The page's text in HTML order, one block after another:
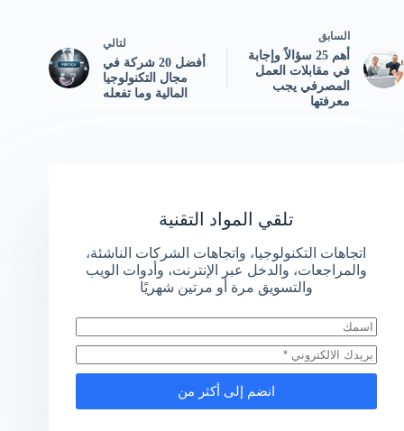
السابق
أهم 25 سؤالاً وإجابة
في مقابلات العمل
المصرفي يجب
معرفتها
لتالي
أفضل 20 شركة في
مجال التكنولوجيا
المالية وما تفعله
تلقي المواد التقنية
اتجاهات التكنولوجيا، واتجاهات الشركات الناشئة،
والمراجعات، والدخل عبر الإنترنت، وأدوات الويب
والتسويق مرة أو مرتين شهريًا
انضم إلى أكثر من